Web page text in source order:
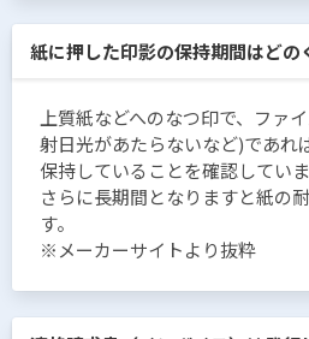
紙に押した印影の保持期間はどの
上質紙などへのなつ印で、ファ
射日光があたらないなど)であれ
保持していることを確認していま
さらに長期間となりますと紙の
す。
※メーカーサイトより抜粋